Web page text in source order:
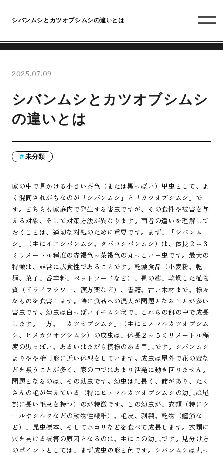
シバンムシとカツオブシムシの違いとは
2025.07.09
シバンムシとカツオブシムシ
の違いとは
未分類
家の中で見かける小さい茶色（または黒っぽい）甲虫として、よ
く混同されがちなのが「シバンムシ」と「カツオブシムシ」で
す。どちらも家庭内で発生する害虫ですが、その食性や被害を与
える対象、そして対策方法が異なります。両者の違いを理解して
おくことは、適切な対処のために重要です。まず、「シバンム
シ」（主にイエシバンムシ、タバコシバンムシ）は、体長２～３
ミリメートル程度の赤褐色～茶褐色の丸っこい甲虫です。最大の
特徴は、非常に広食性であることです。乾燥食品（小麦粉、乾
麺、菓子、香辛料、ペットフードなど）、畳の藁、乾燥した植物
質（ドライフラワー、漢方薬など）、書籍、古い木材まで、様々
なものを食害します。特に食品への混入が問題となることが多い
害虫です。幼虫は白っぽいイモムシ状で、これらの餌の中で成長
します。一方、「カツオブシムシ」（主にヒメマルカツオブシム
シ、ヒメカツオブシムシ）の成虫は、体長２～５ミリメートル程
度の黒っぽい、あるいはまだら模様のある甲虫です。シバンムシ
よりやや楕円形に近い体型をしています。成虫は屋外で花の蜜な
どを吸うことが多く、家の中ではあまり活発に動き回りません。
問題となるのは、その幼虫です。幼虫は細長く、節があり、たく
さんの毛が生えている（特にヒメマルカツオブシムシの幼虫は尾
部に長い毛束を持つ）のが特徴です。この幼虫が、衣類（特にウ
ールやシルクなどの動物性繊維）、毛皮、剥製、乾物（鰹節な
ど）、昆虫標本、そしてホコリなどを食べて成長します。衣類に
穴を開ける被害の原因となるのは、主にこの幼虫です。見分け方
のポイントとしては、まず成虫の形と色です。シバンムシは丸っ